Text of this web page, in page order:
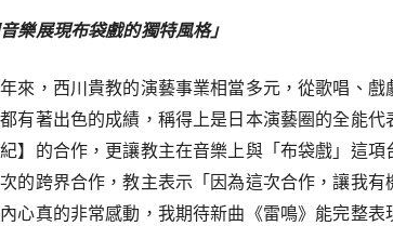
音樂展現布袋戲的獨特風格」
來，西川貴教的演藝事業相當多元，從歌唱、
有著出色的成績，稱得上是日本演藝圈的全能
】的合作，更讓教主在音樂上與「布袋戲」這
的跨界合作，教主表示「因為這次合作，讓我
心真的非常感動，我期待新曲《雷鳴》能完整